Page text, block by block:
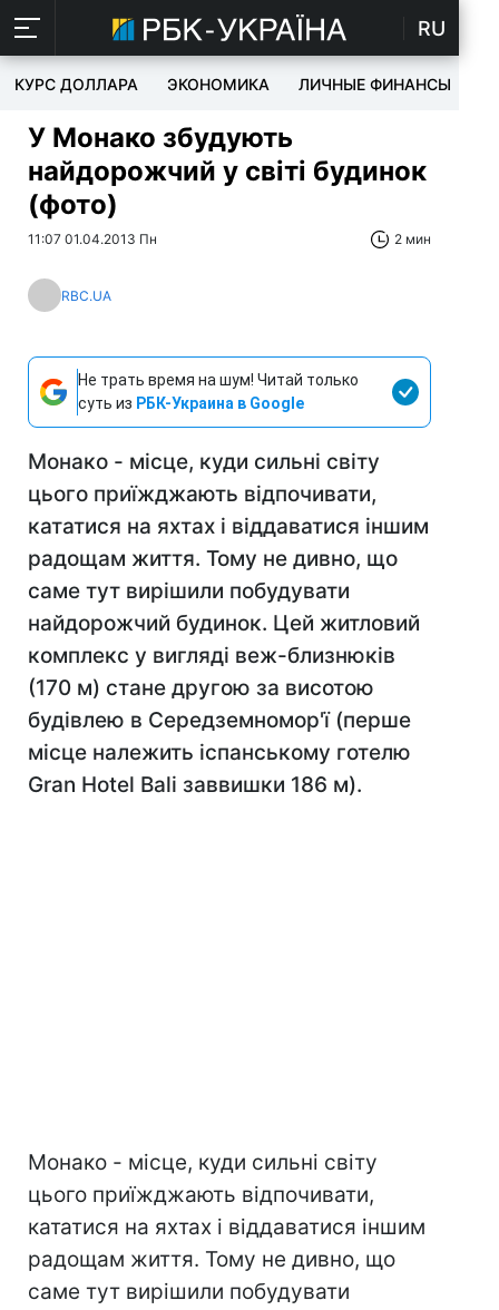
RU
КУРС ДОЛЛАРА ЭКОНОМИКА ЛИЧНЫЕ ФИНАНСЫ
У Монако збудують
найдорожчий у світі будинок
(фото)
11:07 01.04.2013 Пн 2 мин
RBC.UA
Не трать время на шум! Читай только
суть из РБК-Украина в Google
Монако - місце, куди сильні світу
цього приїжджають відпочивати,
кататися на яхтах і віддаватися іншим
радощам життя. Тому не дивно, що
саме тут вирішили побудувати
найдорожчий будинок. Цей житловий
комплекс у вигляді веж-близнюків
(170 м) стане другою за висотою
будівлею в Середземномор'ї (перше
місце належить іспанському готелю
Gran Hotel Bali заввишки 186 м).
Монако - місце, куди сильні світу
цього приїжджають відпочивати,
кататися на яхтах і віддаватися іншим
радощам життя. Тому не дивно, що
саме тут вирішили побудувати